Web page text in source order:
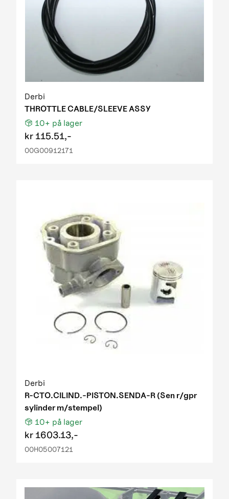
Derbi
THROTTLE CABLE/SLEEVE ASSY
10+ på lager
kr 115.51,-
00G00912171
Derbi
R-CTO.CILIND.-PISTON.SENDA-R (Sen r/gpr
sylinder m/stempel)
10+ på lager
kr 1603.13,-
00H05007121